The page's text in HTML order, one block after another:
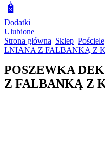
Dodatki
Ulubione
Strona główna Sklep Pościele
LNIANA Z FALBANKĄ Z
POSZEWKA
Z FALBANKĄ Z